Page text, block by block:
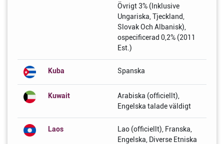
Övrigt 3% (Inklusive
Ungariska, Tjeckland,
Slovak Och Albanisk),
ospecificerad 0,2% (2011
Est.)
Kuba Spanska
Kuwait
Arabiska (officiellt),
Engelska talade väldigt
Laos
Lao (officiellt), Franska,
Engelska, Diverse Etniska